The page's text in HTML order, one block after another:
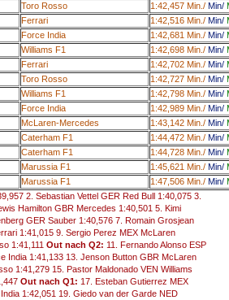
Toro Rosso 1:42,457 Min. / Min/
Ferrari 1:42,516 Min. / Min/
Force India 1:42,681 Min. / Min/
Williams F1 1:42,698 Min. / Min/
Ferrari 1:42,702 Min. / Min/
Toro Rosso 1:42,727 Min. / Min/
Williams F1 1:42,798 Min. / Min/
Force India 1:42,989 Min. / Min/
McLaren-Mercedes 1:43,142 Min. / Min/
Caterham F1 1:44,472 Min. / Min/
Caterham F1 1:44,728 Min. / Min/
Marussia F1 1:45,621 Min. / Min/
Marussia F1 1:47,506 Min. / Min/
2. Sebastian Vettel GER Red Bull 1:40,075 3.
Hamilton GBR Mercedes 1:40,501 5. Kimi
GER Sauber 1:40,576 7. Romain Grosjean
1:41,015 9. Sergio Perez MEX McLaren
1:41,111 Out nach Q2: 11. Fernando Alonso ESP
India 1:41,133 13. Jenson Button GBR McLaren
1:41,279 15. Pastor Maldonado VEN Williams
Out nach Q1: 17. Esteban Gutierrez MEX
1:42,051 19. Giedo van der Garde NED